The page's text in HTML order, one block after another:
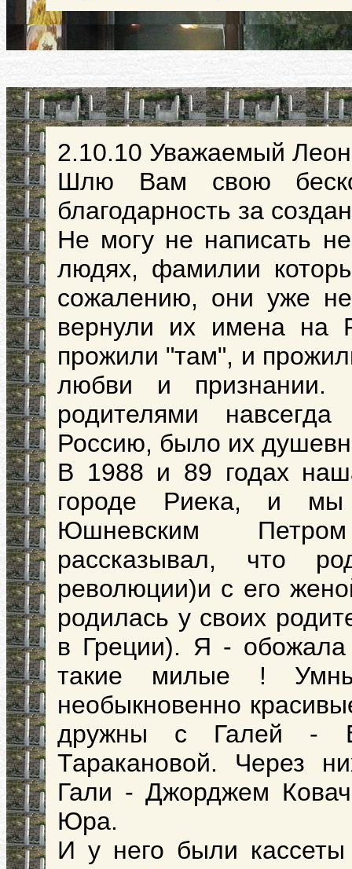
2.10.10 Уважаемый
Шлю Вам свою
благодарность за
Не могу не написать
людях, фамилии
сожалению, они уже
вернули их имена на
прожили "там", и
любви и
родителями
Россию, было их
В 1988 и 89 годах
городе Риека, и
Юшневским
рассказывал, что
революции)и с его
родилась у своих
в Греции). Я -
такие милые !
необыкновенно
дружны с Галей -
Таракановой. Через
Гали - Джорджем
Юра.
И у него были